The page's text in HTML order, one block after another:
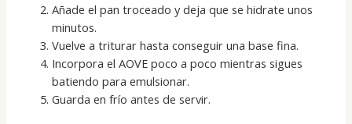
Añade el pan troceado y deja que se hidrate unos
minutos.
Vuelve a triturar hasta conseguir una base fina.
Incorpora el AOVE poco a poco mientras sigues
batiendo para emulsionar.
Guarda en frío antes de servir.